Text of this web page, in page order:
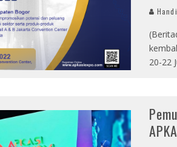
Handi
20-22